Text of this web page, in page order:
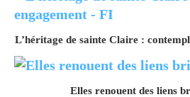
L’héritage de sainte Claire :
Elles renouent des liens